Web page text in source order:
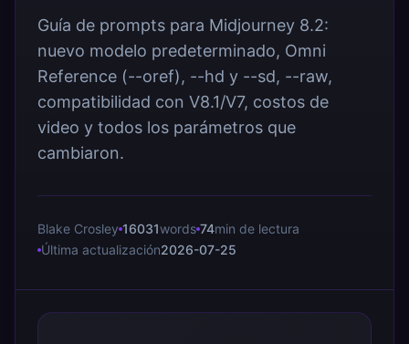
Guía de prompts para Midjourney 8.2:
nuevo modelo predeterminado, Omni
Reference (--oref), --hd y --sd, --raw,
compatibilidad con V8.1/V7, costos de
video y todos los parámetros que
cambiaron.
Blake Crosley 16031words 74min de lectura
Última actualización2026-07-25